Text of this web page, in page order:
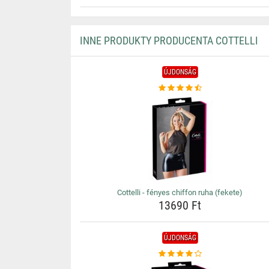
INNE PRODUKTY PRODUCENTA COTTELLI
ÚJDONSÁG
Cottelli - fényes chiffon ruha (fekete)
13690 Ft
ÚJDONSÁG